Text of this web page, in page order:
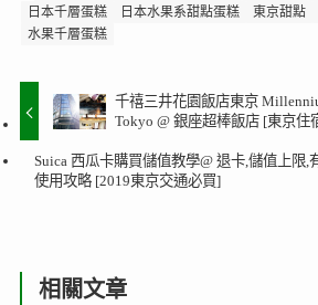
日本千層蛋糕
日本水果系甜點蛋糕 東京甜點
水果千層蛋糕
千禧三井花園飯店東京
Tokyo @ 銀座超棒飯店 [東京住
Suica 西瓜卡購買儲值教學@ 退卡,儲值上限,
使用攻略 [2019東京交通必買]
相關文章